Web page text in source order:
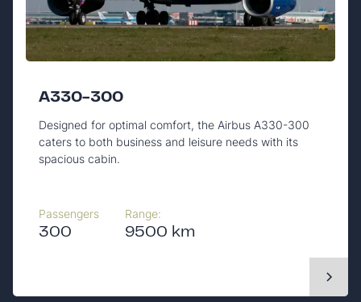
A330-300
Designed for optimal comfort, the Airbus A330-300
caters to both business and leisure needs with its
spacious cabin.
Passengers
300
Range:
9500 km